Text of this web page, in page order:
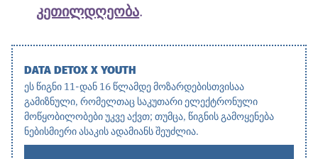
კეთილდღეობა.
DATA DETOX X YOUTH
ეს წიგნი 11-დან 16 წლამდე მოზარდებისთვისაა
გამიზნული, რომელთაც საკუთარი ელექტრონული
მოწყობილობები უკვე აქვთ; თუმცა, წიგნის გამოყენება
ნებისმიერი ასაკის ადამიანს შეუძლია.